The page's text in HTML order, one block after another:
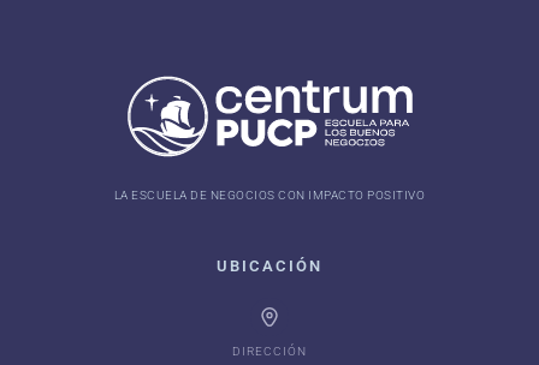
LA ESCUELA DE NEGOCIOS CON IMPACTO POSITIVO
UBICACIÓN
DIRECCIÓN